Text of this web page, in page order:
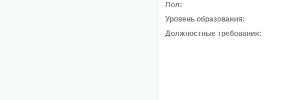
Пол:
Уровень образования:
Должностные требования: